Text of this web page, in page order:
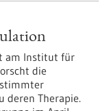
am Institut für
die
deren Therapie.